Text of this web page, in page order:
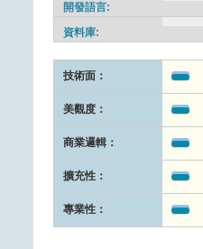
開發語言:
資料庫:
技術面：
美觀度：
商業邏輯：
擴充性：
專業性：